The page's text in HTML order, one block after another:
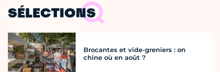
SÉLECTIONS
Brocantes et vide-greniers : on
chine où en août ?